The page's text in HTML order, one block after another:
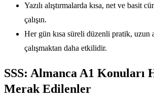
Yazılı alıştırmalarda kısa, net ve basit
çalışın.
Her gün kısa süreli düzenli pratik, uzun
çalışmaktan daha etkilidir.
SSS: Almanca A1 Konuları
Merak Edilenler